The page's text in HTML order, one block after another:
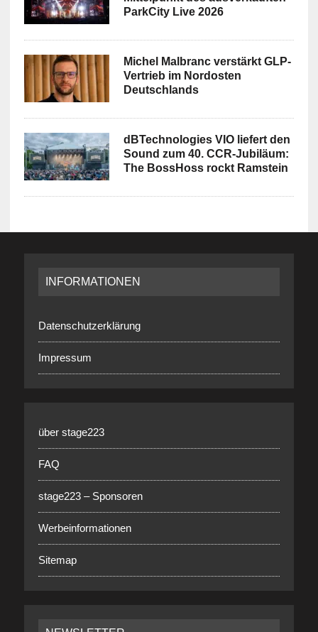
ParkCity Live 2026
Michel Malbranc verstärkt GLP-
Vertrieb im Nordosten
Deutschlands
dBTechnologies VIO liefert den
Sound zum 40. CCR-Jubiläum:
The BossHoss rockt Ramstein
INFORMATIONEN
Datenschutzerklärung
Impressum
über stage223
FAQ
stage223 – Sponsoren
Werbeinformationen
Sitemap